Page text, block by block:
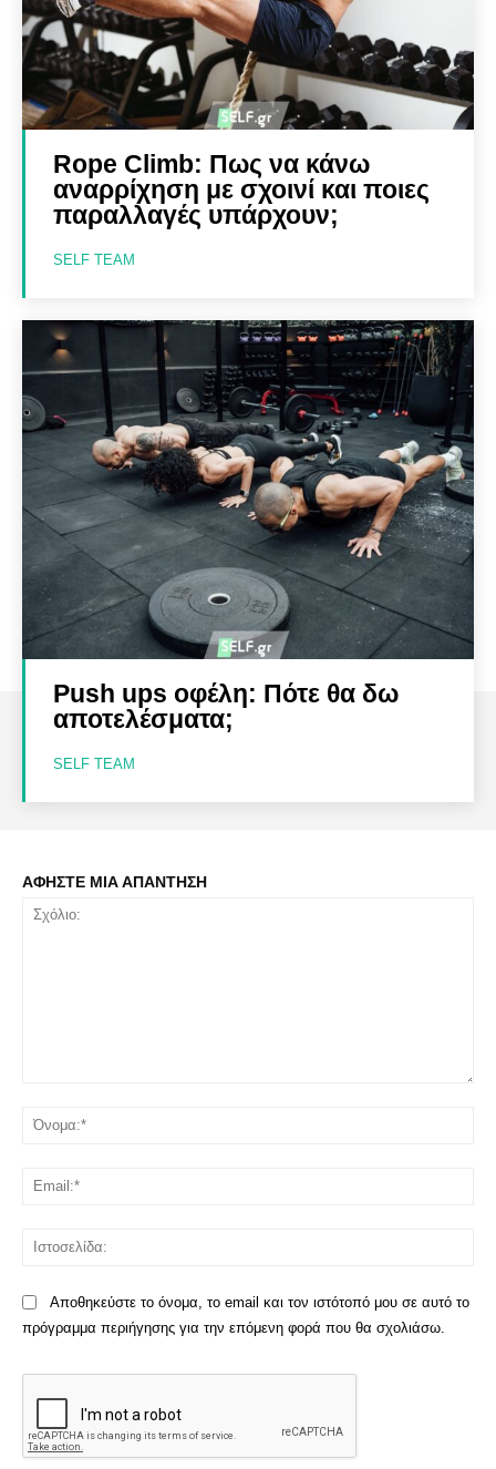
Rope Climb: Πως να κάνω
αναρρίχηση με σχοινί και ποιες
παραλλαγές υπάρχουν;
SELF TEAM
Push ups οφέλη: Πότε θα δω
αποτελέσματα;
SELF TEAM
ΑΦΗΣΤΕ ΜΙΑ ΑΠΑΝΤΗΣΗ
Αποθηκεύστε το όνομα, το email και τον ιστότοπό μου σε αυτό το
πρόγραμμα περιήγησης για την επόμενη φορά που θα σχολιάσω.